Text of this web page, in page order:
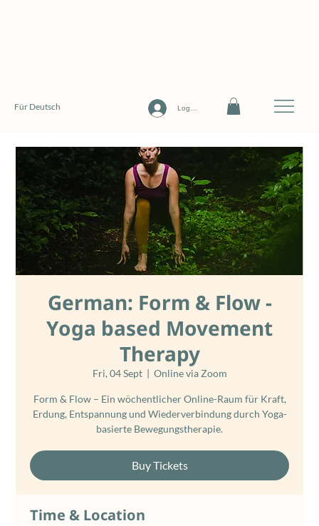
Log In
Für Deutsch
German: Form & Flow -
Yoga based Movement
Therapy
Fri, 04 Sept
  |
Online via Zoom
Form & Flow – Ein wöchentlicher Online-Raum für Kraft,
Erdung, Entspannung und Wiederverbindung durch Yoga-
basierte Bewegungstherapie.
Buy Tickets
Time & Location